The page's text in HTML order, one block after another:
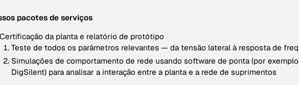
pacotes de serviços
Certificação da planta e relatório de protótipo
Teste de todos os parâmetros relevantes — da tensão lateral à resposta de
Simulações de comportamento de rede usando software de ponta (por
DigSilent) para analisar a interação entre a planta e a rede de suprimentos